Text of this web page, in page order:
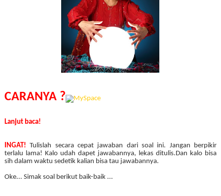
CARANYA ?
Lanjut baca!
INGAT!Tulislah secara cepat jawaban dari soal ini. Jangan berpikir
terlalu lama! Kalo udah dapet jawabannya, lekas ditulis.Dan kalo bisa
sih dalam waktu sedetik kalian bisa tau jawabannya.
Oke... Simak soal berikut baik-baik ...